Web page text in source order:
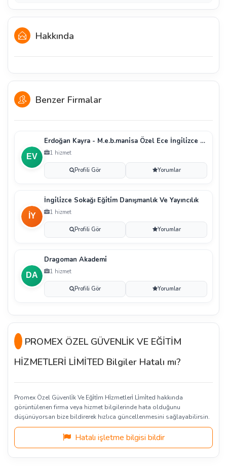
Hakkında
Benzer Firmalar
Erdoğan Kayra - M.e.b.mani̇sa Özel Ece İngi̇li̇zce Ve
1 hizmet
Profili Gör Yorumlar
İngi̇li̇zce Sokağı Eği̇ti̇m Danışmanlık Ve Yayıncılık
1 hizmet
Profili Gör Yorumlar
Dragoman Akademi̇
1 hizmet
Profili Gör Yorumlar
PROMEX ÖZEL GÜVENLİK VE EĞİTİM
HİZMETLERİ LİMİTED Bilgiler Hatalı mı?
Promex Özel Güvenli̇k Ve Eği̇ti̇m Hi̇zmetleri̇ Li̇mi̇ted hakkında
görüntülenen firma veya hizmet bilgilerinde hata olduğunu
düşünüyorsan bize bildirerek hızlıca güncellenmesini sağlayabilirsin.
Hatalı işletme bilgisi bildir